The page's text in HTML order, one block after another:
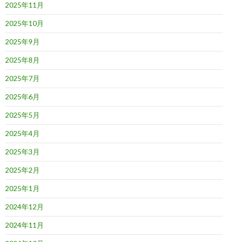
2025年11月
2025年10月
2025年9月
2025年8月
2025年7月
2025年6月
2025年5月
2025年4月
2025年3月
2025年2月
2025年1月
2024年12月
2024年11月